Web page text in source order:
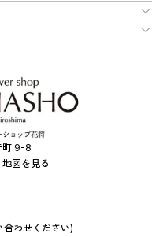
町 9-8
地図を見る
合わせください)